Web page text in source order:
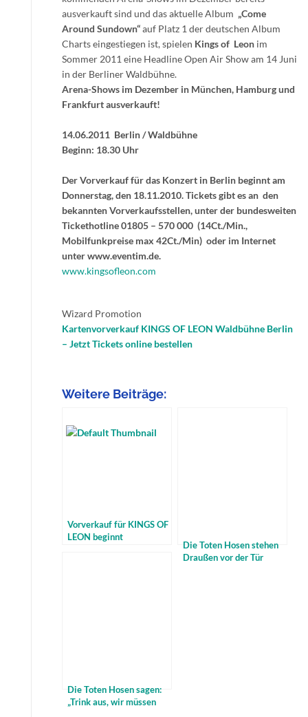
ausverkauft sind und das aktuelle Album „Come
Around Sundown“auf Platz 1 der deutschen Album
Charts eingestiegen ist, spielen Kings of Leon im
Sommer 2011 eine Headline Open Air Show am 14 Juni
in der Berliner Waldbühne.
Arena-Shows im Dezember in München, Hamburg und
Frankfurt ausverkauft!
14.06.2011 Berlin / Waldbühne
Beginn: 18.30 Uhr
Der Vorverkauf für das Konzert in Berlin beginnt am
Donnerstag, den 18.11.2010. Tickets gibt es an den
bekannten Vorverkaufsstellen, unter der bundesweiten
Tickethotline 01805 – 570 000 (14Ct./Min.,
Mobilfunkpreise max 42Ct./Min) oder im Internet
unter www.eventim.de.
www.kingsofleon.com
Wizard Promotion
Kartenvorverkauf KINGS OF LEON Waldbühne Berlin
– Jetzt Tickets online bestellen
Weitere Beiträge:
Vorverkauf für KINGS OF
LEON beginnt
Die Toten Hosen stehen
Draußen vor der Tür
Die Toten Hosen sagen:
„Trink aus, wir müssen